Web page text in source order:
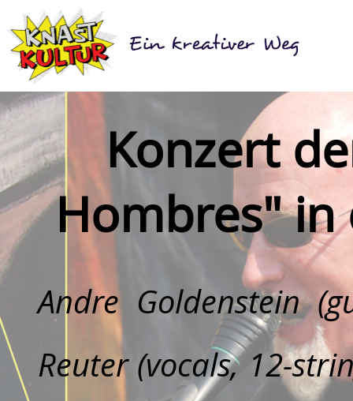
Konzert
Hombres" in
Andre Goldenstein
Reuter (vocals, 12-